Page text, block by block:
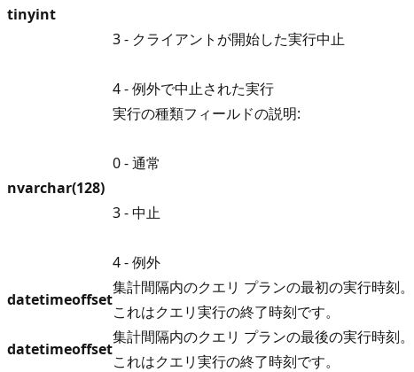
tinyint
3 - クライアントが開始した実行中止
4 - 例外で中止された実行
nvarchar(128)
実行の種類フィールドの説明:
0 - 通常
3 - 中止
4 - 例外
datetimeoffset
集計間隔内のクエリ プランの最初の実行時刻。
これはクエリ実行の終了時刻です。
datetimeoffset
集計間隔内のクエリ プランの最後の実行時刻。
これはクエリ実行の終了時刻です。